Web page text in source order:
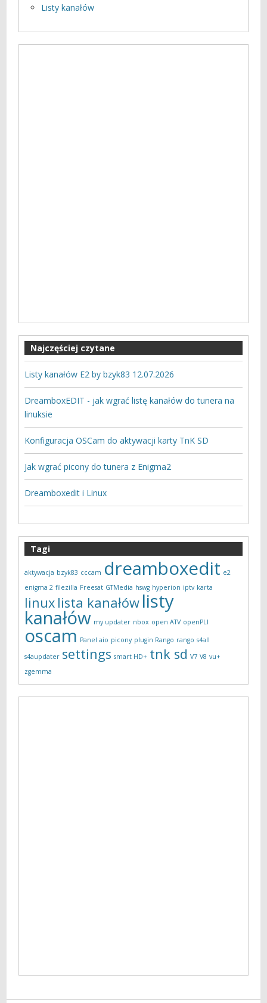
Listy kanałów
Najczęściej czytane
Listy kanałów E2 by bzyk83 12.07.2026
DreamboxEDIT - jak wgrać listę kanałów do tunera na
linuksie
Konfiguracja OSCam do aktywacji karty TnK SD
Jak wgrać picony do tunera z Enigma2
Dreamboxedit i Linux
Tagi
aktywacja bzyk83 cccam dreamboxedit e2
enigma 2 filezilla Freesat GTMedia hswg hyperion iptv karta
linux lista kanałów listy
kanałów my updater nbox open ATV openPLI
oscam Panel aio picony plugin Rango rango s4all
s4aupdater settings smart HD+ tnk sd V7 V8 vu+
zgemma